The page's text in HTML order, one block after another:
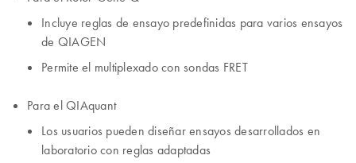
Incluye reglas de ensayo predefinidas para varios ensayos
de QIAGEN
Permite el multiplexado con sondas FRET
Para el QIAquant
Los usuarios pueden diseñar ensayos desarrollados en
laboratorio con reglas adaptadas